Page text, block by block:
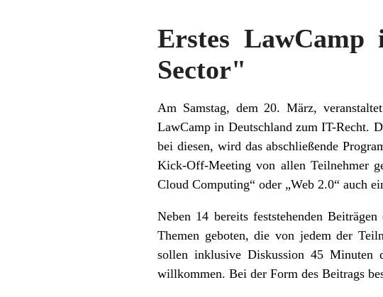
Erstes
Sector"
Am Samstag, dem 20. März,
LawCamp in Deutschland zum IT-Recht.
bei diesen, wird das abschließende
Kick-Off-Meeting von allen Teilnehmer
Cloud Computing“ oder „Web 2.0“ auch
Neben 14 bereits feststehenden
Themen geboten, die von jedem der
sollen inklusive Diskussion 45 Minuten
willkommen. Bei der Form des Beitrags